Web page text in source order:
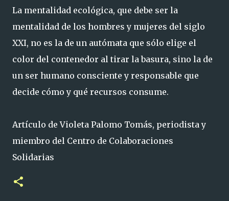
La mentalidad ecológica, que debe ser la
mentalidad de los hombres y mujeres del siglo
XXI, no es la de un autómata que sólo elige el
color del contenedor al tirar la basura, sino la de
un ser humano consciente y responsable que
decide cómo y qué recursos consume.
Artículo de Violeta Palomo Tomás, periodista y
miembro del Centro de Colaboraciones
Solidarias